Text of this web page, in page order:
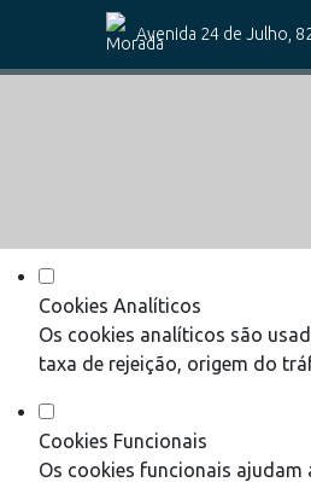
Defina as suas
Este website utiliza cookies
Cookies Analíticos
Os cookies analíticos são
taxa de rejeição, origem do
Cookies Funcionais
Os cookies funcionais
Avenida 24 de Julho,